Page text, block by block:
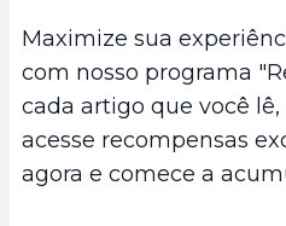
Maximize sua
com nosso programa
cada artigo que você
acesse recompensas
agora e comece a